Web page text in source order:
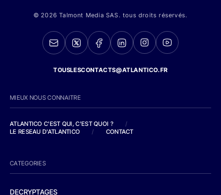
© 2026 Talmont Media SAS. tous droits réservés.
TOUSLESCONTACTS@ATLANTICO.FR
MIEUX NOUS CONNAITRE
ATLANTICO C'EST QUI, C'EST QUOI ?
/
LE RESEAU D'ATLANTICO
/ CONTACT
CATEGORIES
DECRYPTAGES